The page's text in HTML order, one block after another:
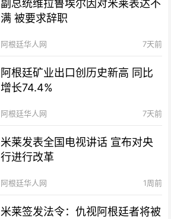
副总统维拉鲁埃尔因对米莱表达不
满 被要求辞职
阿根廷华人网 7天前
阿根廷矿业出口创历史新高 同比
增长74.4%
阿根廷华人网 7天前
米莱发表全国电视讲话 宣布对央
行进行改革
阿根廷华人网 1周前
米莱签发法令：仇视阿根廷者将被